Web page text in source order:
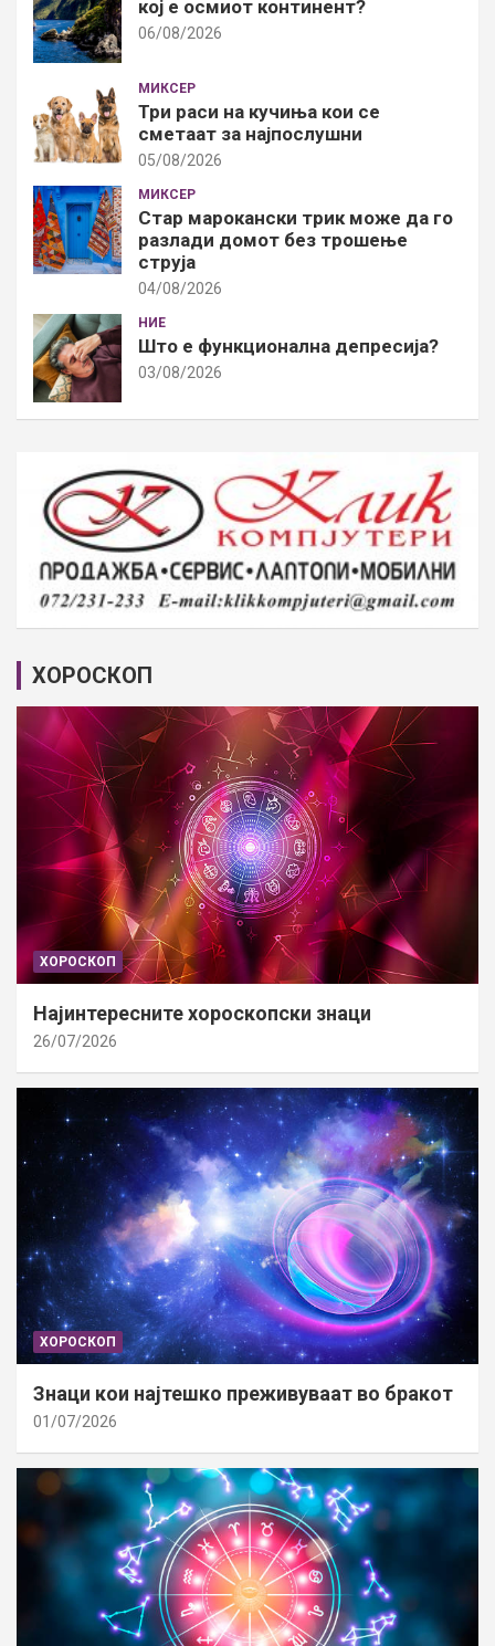
кој е осмиот континент?
06/08/2026
МИКСЕР
Три раси на кучиња кои се
сметаат за најпослушни
05/08/2026
МИКСЕР
Стар марокански трик може да го
разлади домот без трошење
струја
04/08/2026
НИЕ
Што е функционална депресија?
03/08/2026
ХОРОСКОП
ХОРОСКОП
Најинтересните хороскопски знаци
26/07/2026
ХОРОСКОП
Знаци кои најтешко преживуваат во бракот
01/07/2026